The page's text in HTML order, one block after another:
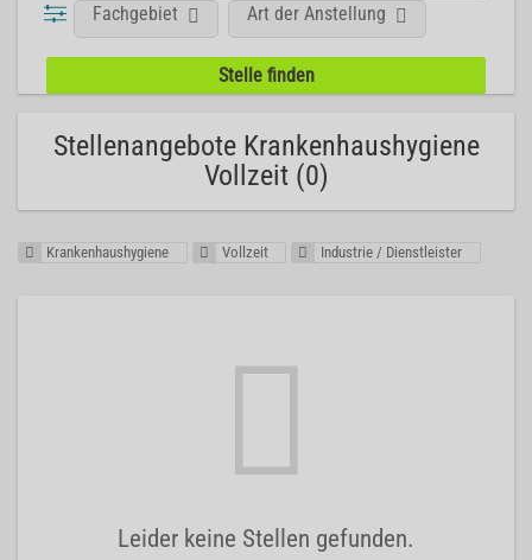
Fachgebiet Art der Anstellung
Stellenangebote Krankenhaushygiene
Vollzeit (0)
Krankenhaushygiene Vollzeit Industrie / Dienstleister
Leider keine Stellen gefunden.